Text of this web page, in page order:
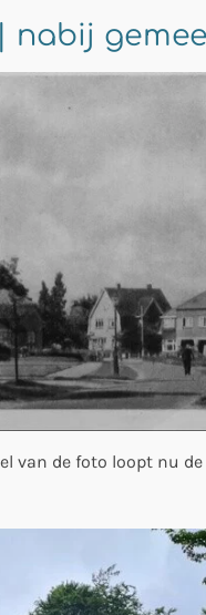
nabij
van de foto loopt nu